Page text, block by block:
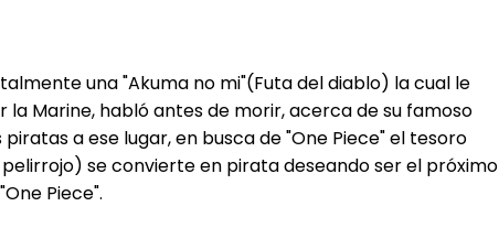
una "Akuma no mi"(Futa del diablo) la cual le
Marine, habló antes de morir, acerca de su famoso
a ese lugar, en busca de "One Piece" el tesoro
pelirrojo) se convierte en pirata deseando ser el próximo
Piece".